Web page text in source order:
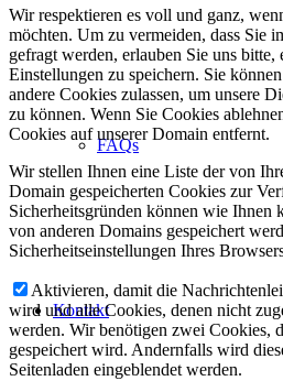
FAQs
Kontakt
Wir respektieren es voll und ganz,
möchten. Um zu vermeiden, dass Sie
gefragt werden, erlauben Sie uns
Einstellungen zu speichern. Sie
andere Cookies zulassen, um unsere
zu können. Wenn Sie Cookies
Cookies auf unserer Domain entfernt.
Wir stellen Ihnen eine Liste der von
Domain gespeicherten Cookies zur
Sicherheitsgründen können wie Ihnen
von anderen Domains gespeichert
Sicherheitseinstellungen Ihres
Aktivieren, damit die
wird und alle Cookies, denen nicht
werden. Wir benötigen zwei Cookies,
gespeichert wird. Andernfalls wird
Seitenladen eingeblendet werden.